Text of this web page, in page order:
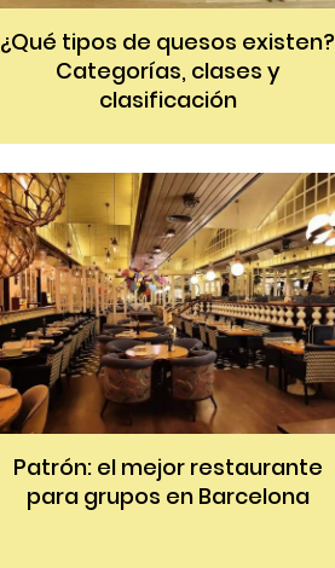
¿Qué tipos de quesos existen?
Categorías, clases y
clasificación
Patrón: el mejor restaurante
para grupos en Barcelona